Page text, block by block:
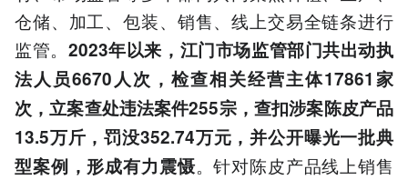
仓储、加工、包装、销售、线上交易全链条进行
监管。 2023年以来，江门市场监管部门共出动执
法人员6670人次，检查相关经营主体17861家
次，立案查处违法案件255宗，查扣涉案陈皮产品
13.5万斤，罚没352.74万元，并公开曝光一批典
型案例，形成有力震慑。针对陈皮产品线上销售